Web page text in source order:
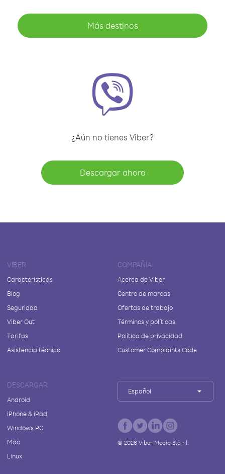
Más destinos
¿Aún no tienes Viber?
Descargar ahora
VIBER
Características
Blog
Seguridad
Viber Out
Tarifas
Asistencia técnica
COMPAÑÍA
Acerca de Viber
Centro de marcas
Ofertas de trabajo
Términos y políticas
Política de privacidad
Customer Complaints Code
DESCARGAR
Android
iPhone & iPad
Windows PC
Mac
Linux
Español
© 2026Viber Media S.à r.l.